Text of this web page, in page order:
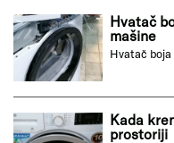
Hvatač
mašine
Hvatač boja
Kada
prostoriji